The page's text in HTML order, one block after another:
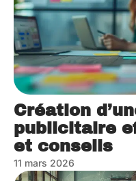
Création
publicitaire
et conseils
11 mars 2026